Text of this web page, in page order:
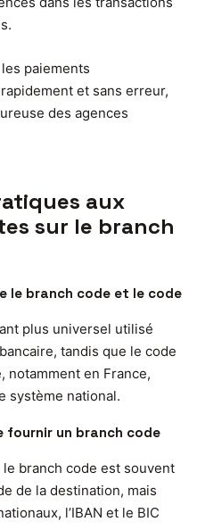
paiements
et sans erreur,
des agences
aux
sur le branch
le branch code et le code
plus universel utilisé
tandis que le code
notamment en France,
système national.
fournir un branch code
branch code est souvent
de la destination, mais
l’IBAN et le BIC